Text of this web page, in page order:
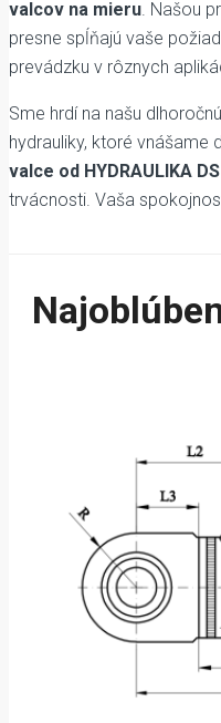
valcov na mieru . Našou
presne spĺňajú vaše
prevádzku v rôznych
Sme hrdí na našu
hydrauliky, ktoré vnášame
valce od HYDRAULIKA DS
trvácnosti. Vaša